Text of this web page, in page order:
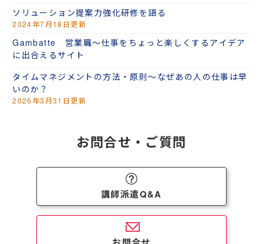
ソリューション提案力強化研修を語る
2024年7月18日更新
Gambatte 営業職～仕事をちょっと楽しくするアイデア
に出合えるサイト
タイムマネジメントの方法・原則～なぜあの人の仕事は早
いのか？
2026年3月31日更新
お問合せ・ご質問
講師派遣Q&A